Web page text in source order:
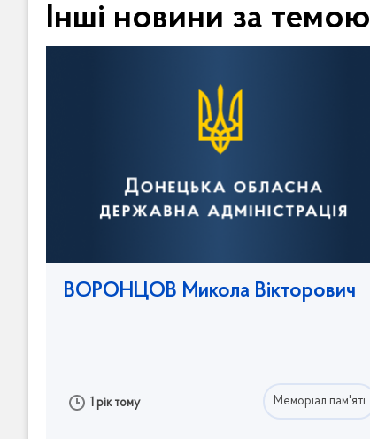
Інші новини за темою
ВОРОНЦОВ Микола Вікторович
1 рік тому Меморіал пам'яті